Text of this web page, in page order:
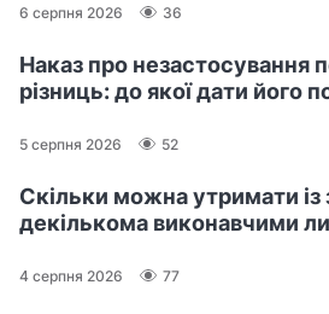
6 серпня 2026 36
Наказ про незастосування
різниць: до якої дати його
5 серпня 2026 52
Скільки можна утримати із
декількома виконавчими
4 серпня 2026 77